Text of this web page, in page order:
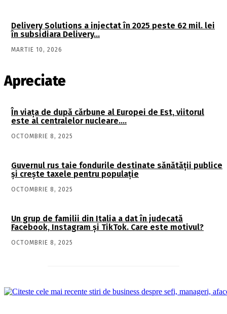
Delivery Solutions a injectat în 2025 peste 62 mil. lei
în subsidiara Delivery…
MARTIE 10, 2026
Apreciate
În viaţa de după cărbune al Europei de Est, viitorul
este al centralelor nucleare….
OCTOMBRIE 8, 2025
Guvernul rus taie fondurile destinate sănătății publice
și crește taxele pentru populație
OCTOMBRIE 8, 2025
Un grup de familii din Italia a dat în judecată
Facebook, Instagram și TikTok. Care este motivul?
OCTOMBRIE 8, 2025